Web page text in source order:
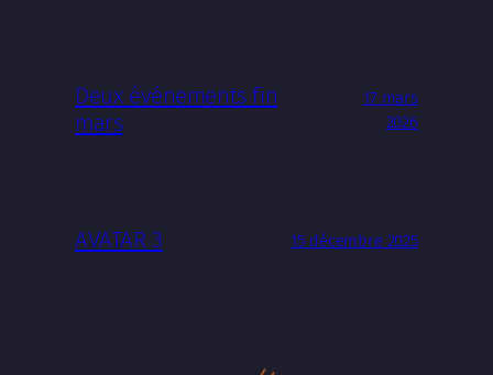
Deux événements fin
mars
17 mars
2026
AVATAR 3 15 décembre 2025